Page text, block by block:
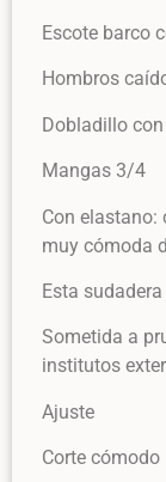
Escote barco
Hombros
Dobladillo
Mangas 3/4
Con elastano:
muy cómoda
Esta
Sometida a
institutos
Ajuste
Corte cómodo